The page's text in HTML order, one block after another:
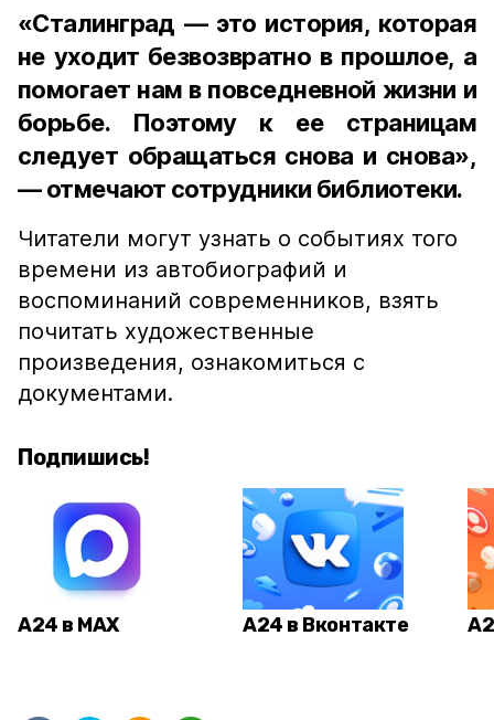
«Сталинград — это история, которая
не уходит безвозвратно в прошлое, а
помогает нам в повседневной жизни и
борьбе. Поэтому к ее страницам
следует обращаться снова и снова»,
— отмечают сотрудники библиотеки.
Читатели могут узнать о событиях того
времени из автобиографий и
воспоминаний современников, взять
почитать художественные
произведения, ознакомиться с
документами.
Подпишись!
А24 в MAX А24 в Вконтакте